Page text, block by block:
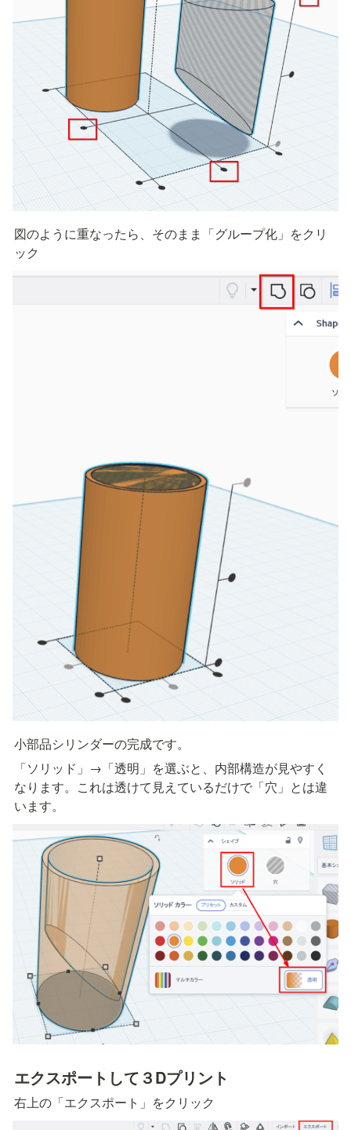
図のように重なったら、そのまま「グループ化」をクリ
ック
小部品シリンダーの完成です。
「ソリッド」→「透明」を選ぶと、内部構造が見やすく
なります。これは透けて見えているだけで「穴」とは違
います。
エクスポートして３Dプリント
右上の「エクスポート」をクリック